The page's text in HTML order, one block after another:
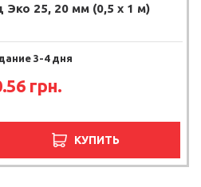
Эко 25, 20 мм (0,5 х 1 м)
3-4 дня
грн.
КУПИТЬ